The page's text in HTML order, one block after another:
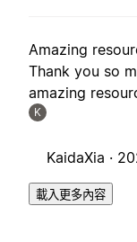
Amazing
Thank you so
amazing
K
KaidaXia ·
載入更多內容